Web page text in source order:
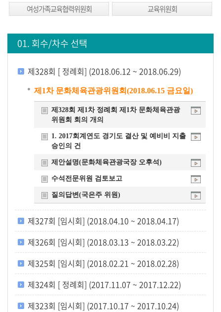
정
생
방
송
보
기
여성가족교육협력위원회
교육위원회
01. 회수/차수 선택
제328회 [ 정례회] (2018.06.12 ~ 2018.06.29)
제1차 문화체육관광위원회(2018.06.15 금요일)
제328회 제1차 정례회 제1차 문화체육관광
위원회 회의 개의
1. 2017회계연도 경기도 결산 및 예비비 지출
승인의 건
제안설명(문화체육관광국장 오후석)
수석전문위원 검토보고
질의답변(국은주 위원)
제327회 [임시회] (2018.04.10 ~ 2018.04.17)
제326회 [임시회] (2018.03.13 ~ 2018.03.22)
제325회 [임시회] (2018.02.21 ~ 2018.02.28)
제324회 [ 정례회] (2017.11.07 ~ 2017.12.22)
제323회 [임시회] (2017.10.17 ~ 2017.10.24)